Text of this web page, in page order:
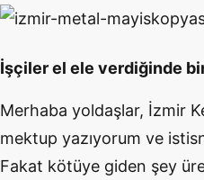
İşçiler el ele verdiğinde
Merhaba yoldaşlar, İzmir
mektup yazıyorum ve
Fakat kötüye giden şey